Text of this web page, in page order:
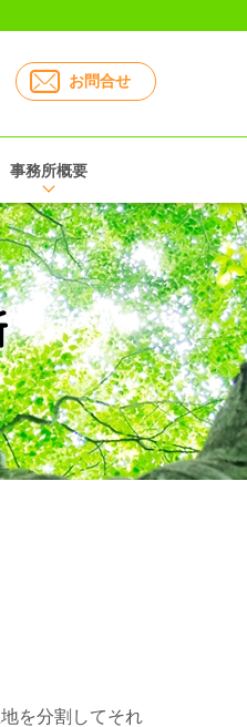
お問合せ
事務所概要
を分割してそれ